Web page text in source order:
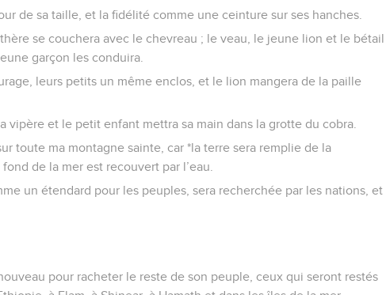
de sa taille, et la fidélité comme une ceinture sur ses hanches.
se couchera avec le chevreau ; le veau, le jeune lion et le bétail
garçon les conduira.
leurs petits un même enclos, et le lion mangera de la paille
vipère et le petit enfant mettra sa main dans la grotte du cobra.
toute ma montagne sainte, car *la terre sera remplie de la
de la mer est recouvert par l’eau.
un étendard pour les peuples, sera recherchée par les nations, et
pour racheter le reste de son peuple, ceux qui seront restés